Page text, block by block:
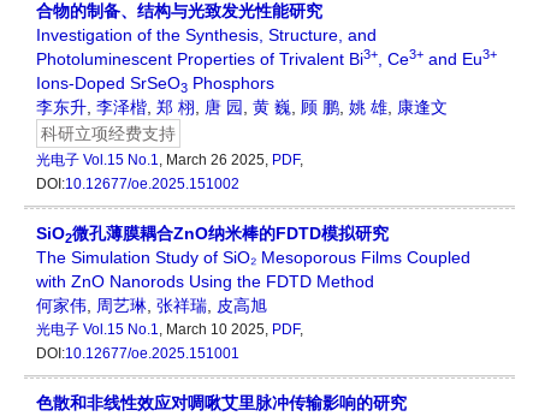
合物的制备、结构与光致发光性能研究
Investigation of the Synthesis, Structure, and
Photoluminescent Properties of Trivalent Bi3+, Ce3+ and Eu3+
Ions-Doped SrSeO3 Phosphors
李东升, 李泽楷, 郑 栩, 唐 园, 黄 巍, 顾 鹏, 姚 雄, 康逢文
科研立项经费支持
光电子 Vol.15 No.1, March 26 2025, PDF,
DOI:10.12677/oe.2025.151002
SiO2微孔薄膜耦合ZnO纳米棒的FDTD模拟研究
The Simulation Study of SiO₂ Mesoporous Films Coupled
with ZnO Nanorods Using the FDTD Method
何家伟, 周艺琳, 张祥瑞, 皮高旭
光电子 Vol.15 No.1, March 10 2025, PDF,
DOI:10.12677/oe.2025.151001
色散和非线性效应对啁啾艾里脉冲传输影响的研究